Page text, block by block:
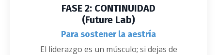
FASE 2: CONTINUIDAD
(Future Lab)
Para sostener la aestría
El liderazgo es un músculo; si dejas de